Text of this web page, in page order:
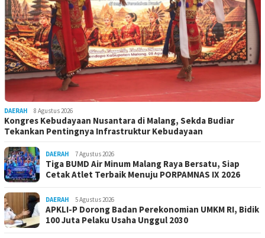
DAERAH 8 Agustus 2026
Kongres Kebudayaan Nusantara di Malang, Sekda Budiar
Tekankan Pentingnya Infrastruktur Kebudayaan
DAERAH 7 Agustus 2026
Tiga BUMD Air Minum Malang Raya Bersatu, Siap
Cetak Atlet Terbaik Menuju PORPAMNAS IX 2026
DAERAH 5 Agustus 2026
APKLI-P Dorong Badan Perekonomian UMKM RI, Bidik
100 Juta Pelaku Usaha Unggul 2030